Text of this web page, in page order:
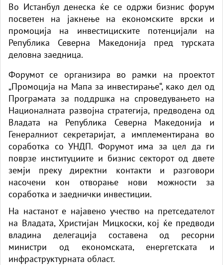
Во Истанбул денеска ќе се одржи бизнис форум
посветен на јакнење на економските врски и
промоција на инвестициските потенцијали на
Република Северна Македонија пред турската
деловна заедница.
Форумот се организира во рамки на проектот
„Промоција на Мапа за инвестирање“, како дел од
Програмата за поддршка на спроведувањето на
Националната развојна стратегија, предводена од
Владата на Република Северна Македонија и
Генералниот секретаријат, а имплементирана во
соработка со УНДП. Форумот има за цел да ги
поврзе институциите и бизнис секторот од двете
земји преку директни контакти и разговори
насочени кон отворање нови можности за
соработка и заеднички инвестиции.
На настанот е најавено учество на претседателот
на Владата, Христијан Мицкоски, кој ќе предводи
владина делегација составена од ресорни
министри од економската, енергетската и
инфраструктурната област.